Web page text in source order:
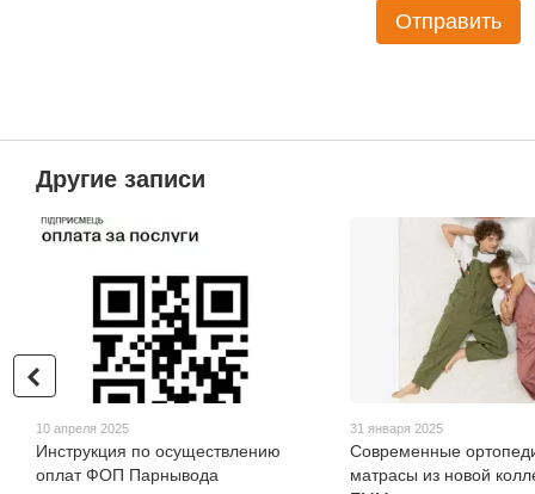
Отправить
Другие записи
10 апреля 2025
Инструкция по осуществлению
оплат ФОП Парнывода
31 января 2025
Современные
матрасы из новой